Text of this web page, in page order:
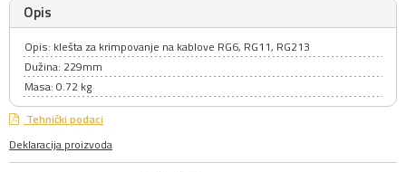
Opis
Opis: klešta za krimpovanje na kablove RG6, RG11, RG213
Dužina: 229mm
Masa: 0.72 kg
Tehnički podaci
Deklaracija proizvoda